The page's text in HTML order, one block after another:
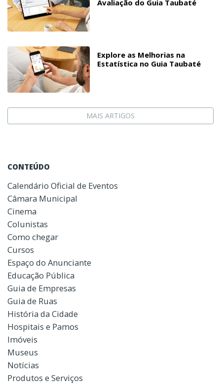
Avaliação do Guia Taubaté
Explore as Melhorias na
Estatística no Guia Taubaté
MAIS ARTIGOS
CONTEÚDO
Calendário Oficial de Eventos
Câmara Municipal
Cinema
Colunistas
Como chegar
Cursos
Espaço do Anunciante
Educação Pública
Guia de Empresas
Guia de Ruas
História da Cidade
Hospitais e Pamos
Imóveis
Museus
Notícias
Produtos e Serviços